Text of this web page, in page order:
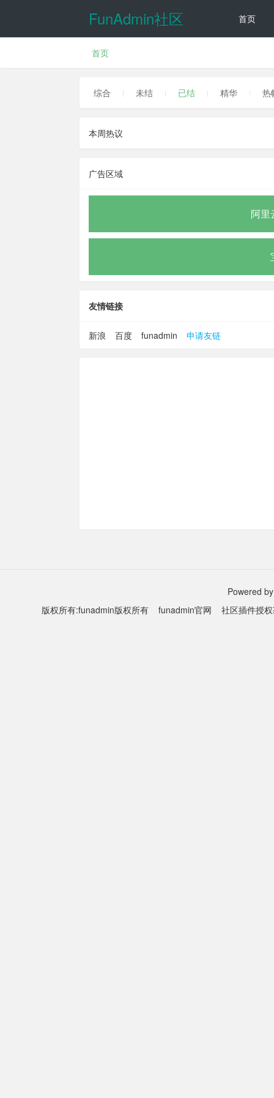
FunAdmin社区 首页
动态
首页
综合 未结 已结 精华 热
本周热议
广告区域
阿里
友情链接
新浪 百度 funadmin 申请友链
Powered
版权所有:funadmin版权所有
funadmin官网 社区插件授